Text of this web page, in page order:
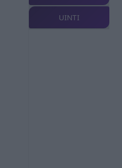
UINTI